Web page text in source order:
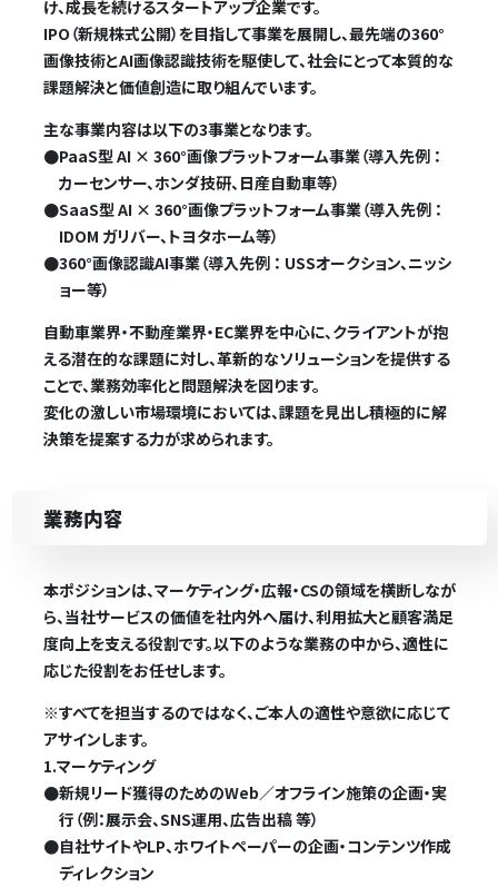
け、成長を続けるスタートアップ企業です。
IPO（新規株式公開）を目指して事業を展開し、最先端の360°
画像技術とAI画像認識技術を駆使して、社会にとって本質的な
課題解決と価値創造に取り組んでいます。
主な事業内容は以下の3事業となります。
●PaaS型 AI × 360°画像プラットフォーム事業（導入先例 ：
カーセンサー、ホンダ技研、日産自動車等）
●SaaS型 AI × 360°画像プラットフォーム事業（導入先例 ：
IDOM ガリバー、トヨタホーム等）
●360°画像認識AI事業（導入先例 ： USSオークション、ニッシ
ョー等）
自動車業界・不動産業界・EC業界を中心に、クライアントが抱
える潜在的な課題に対し、革新的なソリューションを提供する
ことで、業務効率化と問題解決を図ります。
変化の激しい市場環境においては、課題を見出し積極的に解
決策を提案する力が求められます。
業務内容
本ポジションは、マーケティング・広報・CSの領域を横断しなが
ら、当社サービスの価値を社内外へ届け、利用拡大と顧客満足
度向上を支える役割です。以下のような業務の中から、適性に
応じた役割をお任せします。
※すべてを担当するのではなく、ご本人の適性や意欲に応じて
アサインします。
1.マーケティング
●新規リード獲得のためのWeb／オフライン施策の企画・実
行（例：展示会、SNS運用、広告出稿 等）
●自社サイトやLP、ホワイトペーパーの企画・コンテンツ作成
ディレクション